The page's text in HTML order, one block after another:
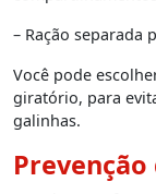
– Ração separada
Você pode
giratório, para
galinhas.